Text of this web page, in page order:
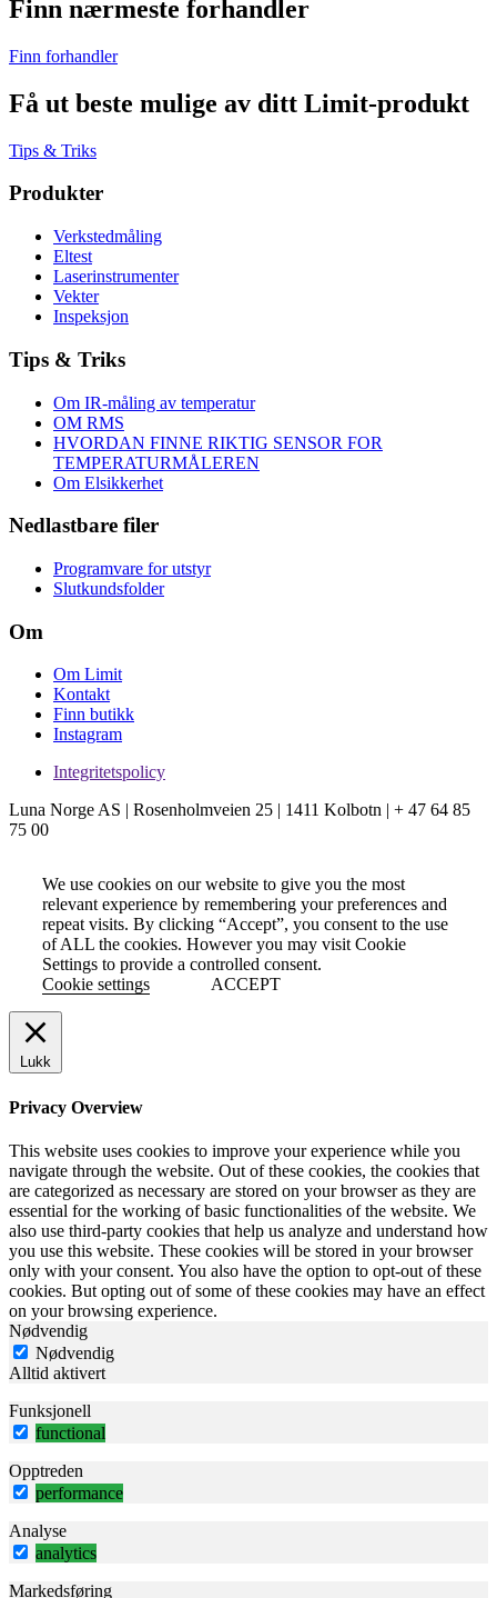
Finn nærmeste forhandler
Finn forhandler
Få ut beste mulige av ditt Limit-produkt
Tips & Triks
Produkter
Verkstedmåling
Eltest
Laserinstrumenter
Vekter
Inspeksjon
Tips & Triks
Om IR-måling av temperatur
OM RMS
HVORDAN FINNE RIKTIG SENSOR FOR
TEMPERATURMÅLEREN
Om Elsikkerhet
Nedlastbare filer
Programvare for utstyr
Slutkundsfolder
Om
Om Limit
Kontakt
Finn butikk
Instagram
Integritetspolicy
Luna Norge AS | Rosenholmveien 25 | 1411 Kolbotn | + 47 64 85
75 00
We use cookies on our website to give you the most
relevant experience by remembering your preferences and
repeat visits. By clicking “Accept”, you consent to the use
of ALL the cookies. However you may visit Cookie
Settings to provide a controlled consent.
Cookie settings
ACCEPT
Lukk
Privacy Overview
This website uses cookies to improve your experience while you
navigate through the website. Out of these cookies, the cookies that
are categorized as necessary are stored on your browser as they are
essential for the working of basic functionalities of the website. We
also use third-party cookies that help us analyze and understand how
you use this website. These cookies will be stored in your browser
only with your consent. You also have the option to opt-out of these
cookies. But opting out of some of these cookies may have an effect
on your browsing experience.
Nødvendig
Nødvendig
Alltid aktivert
Funksjonell
functional
Opptreden
performance
Analyse
analytics
Markedsføring